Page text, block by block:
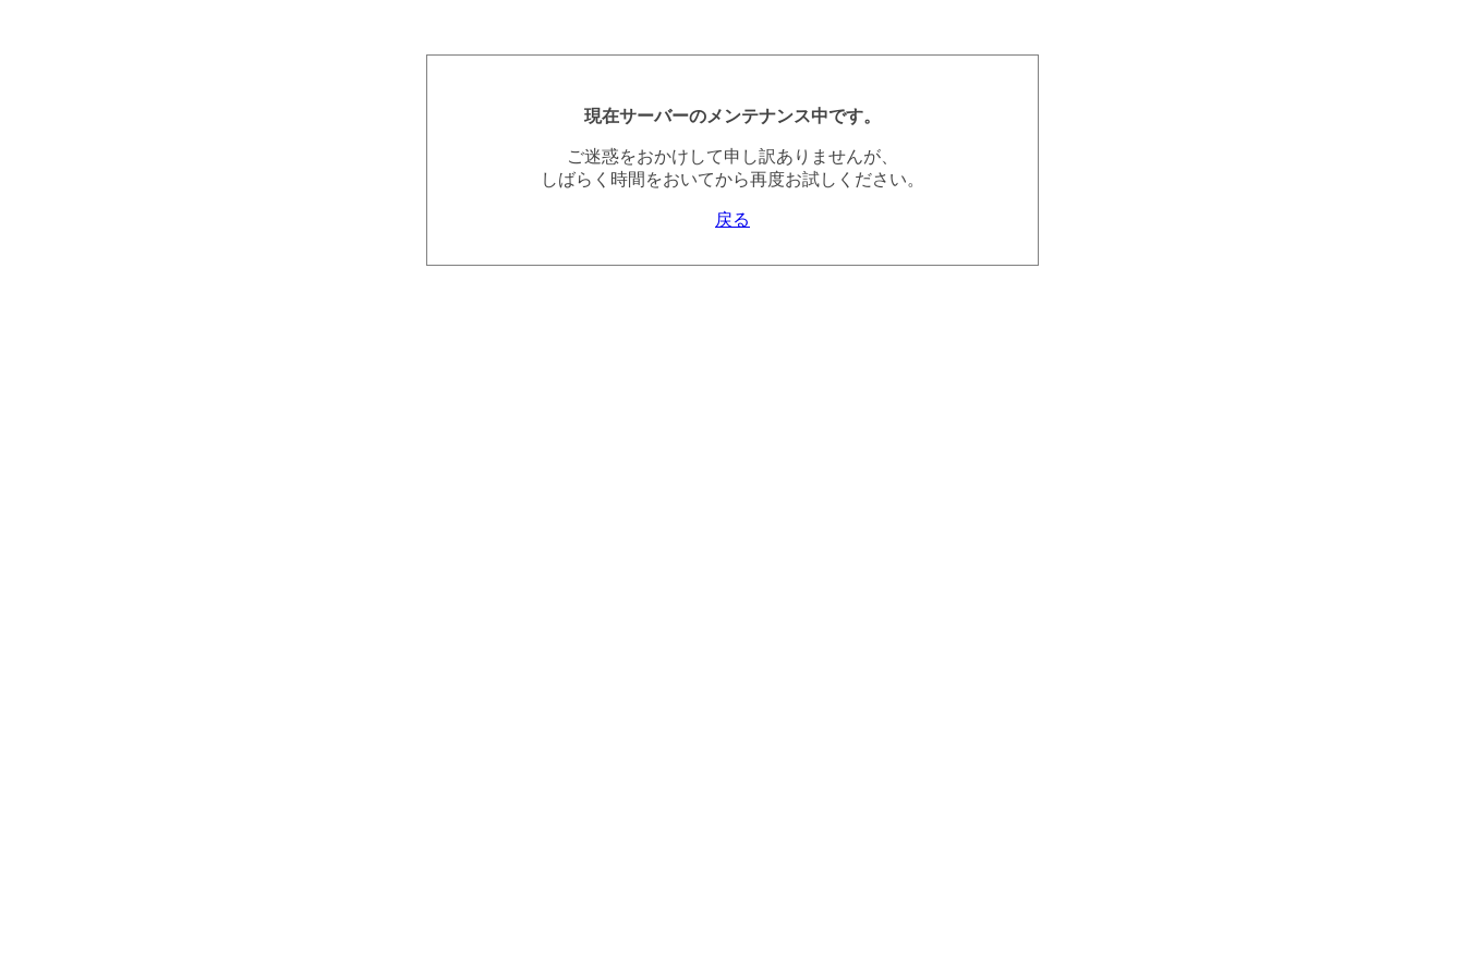
現在サーバーのメンテナンス中です。
ご迷惑をおかけして申し訳ありませんが、
しばらく時間をおいてから再度お試しください。
戻る